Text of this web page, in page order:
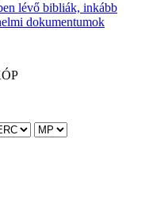
lévő bibliák, inkább
dokumentumok